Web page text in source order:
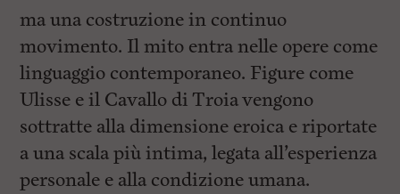
ma una costruzione in continuo
movimento. Il mito entra nelle opere come
linguaggio contemporaneo. Figure come
Ulisse e il Cavallo di Troia vengono
sottratte alla dimensione eroica e riportate
a una scala più intima, legata all’esperienza
personale e alla condizione umana.